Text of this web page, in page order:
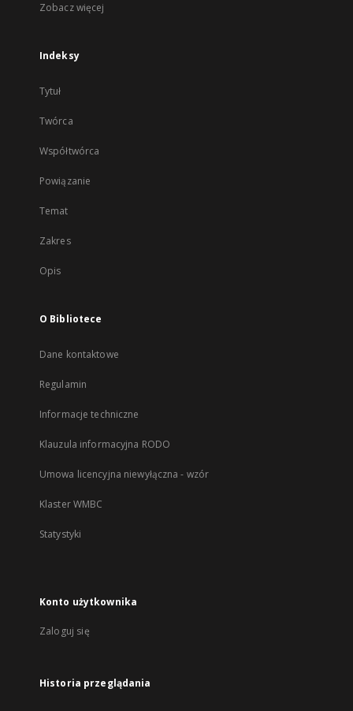
Zobacz więcej
Indeksy
Tytuł
Twórca
Współtwórca
Powiązanie
Temat
Zakres
Opis
O Bibliotece
Dane kontaktowe
Regulamin
Informacje techniczne
Klauzula informacyjna RODO
Umowa licencyjna niewyłączna - wzór
Klaster WMBC
Statystyki
Konto użytkownika
Zaloguj się
Historia przeglądania